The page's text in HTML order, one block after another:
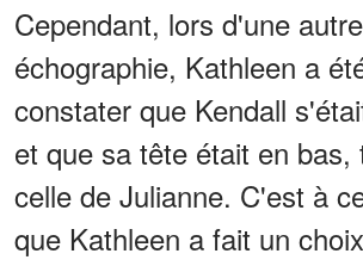
Cependant, lors d'une autre
échographie, Kathleen a
constater que Kendall
et que sa tête était en bas,
celle de Julianne. C'est à
que Kathleen a fait un